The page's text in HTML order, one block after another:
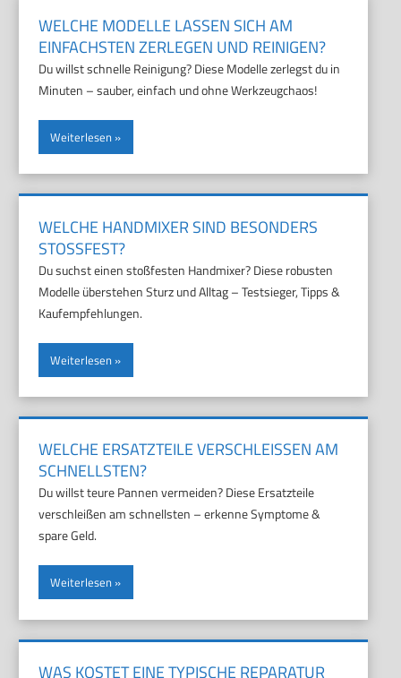
WELCHE MODELLE LASSEN SICH AM
EINFACHSTEN ZERLEGEN UND REINIGEN?
Du willst schnelle Reinigung? Diese Modelle zerlegst du in
Minuten – sauber, einfach und ohne Werkzeugchaos!
Weiterlesen
WELCHE HANDMIXER SIND BESONDERS
STOSSFEST?
Du suchst einen stoßfesten Handmixer? Diese robusten
Modelle überstehen Sturz und Alltag – Testsieger, Tipps &
Kaufempfehlungen.
Weiterlesen
WELCHE ERSATZTEILE VERSCHLEISSEN AM S
CHNELLSTEN?
Du willst teure Pannen vermeiden? Diese Ersatzteile
verschleißen am schnellsten – erkenne Symptome &
spare Geld.
Weiterlesen
WAS KOSTET EINE TYPISCHE REPARATUR